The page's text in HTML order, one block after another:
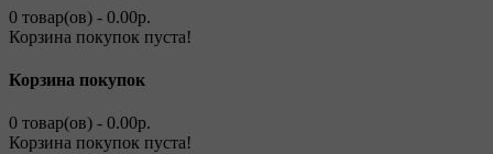
0 товар(ов) - 0.00р.
Корзина покупок пуста!
Корзина покупок
0 товар(ов) - 0.00р.
Корзина покупок пуста!